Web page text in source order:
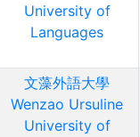
University of
Languages
文藻外語大學
Wenzao Ursuline
University of